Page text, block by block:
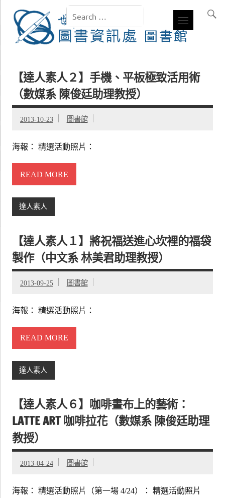
【達人素人２】手機、平板極致活用術
（數媒系 陳俊廷助理教授）
2013-10-23 圖書館
海報： 精選活動照片：
READ MORE
達人素人
【達人素人１】將祝福送進心坎裡的福袋
製作（中文系 林美君助理教授）
2013-09-25 圖書館
海報： 精選活動照片：
READ MORE
達人素人
【達人素人６】咖啡畫布上的藝術：
LATTE ART 咖啡拉花（數媒系 陳俊廷助理
教授）
2013-04-24 圖書館
海報： 精選活動照片（第一場 4/24）： 精選活動照片